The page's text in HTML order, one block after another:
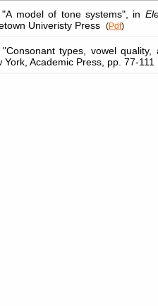
"A model of tone systems", in
Univeristy Press
(Pdf)
"Consonant types, vowel
Academic Press, pp. 77-111